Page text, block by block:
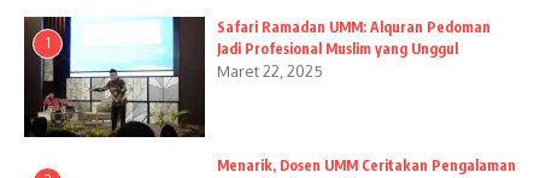
1
Safari Ramadan UMM: Alquran Pedoman
Jadi Profesional Muslim yang Unggul
Maret 22, 2025
Menarik, Dosen UMM Ceritakan Pengalaman